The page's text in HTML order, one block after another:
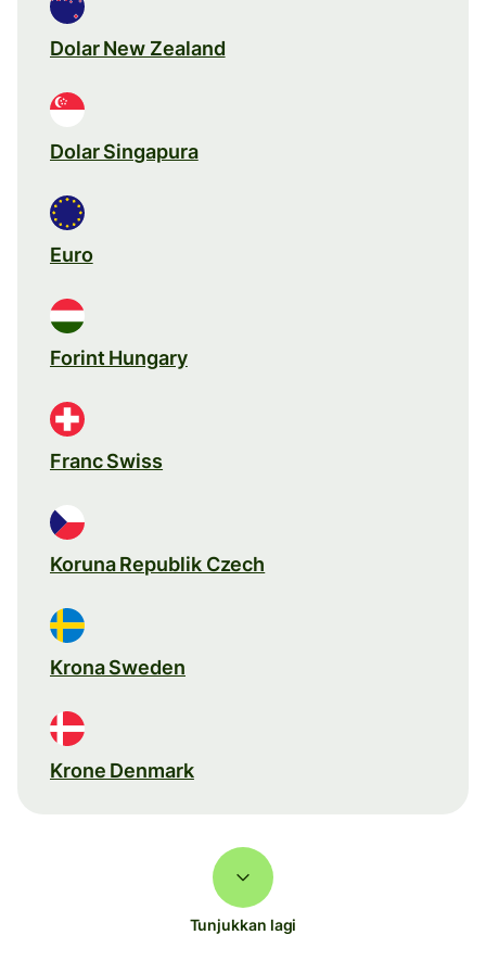
Dolar New Zealand
Dolar Singapura
Euro
Forint Hungary
Franc Swiss
Koruna Republik Czech
Krona Sweden
Krone Denmark
Tunjukkan lagi